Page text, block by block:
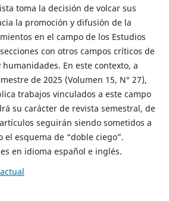
toma la decisión de volcar sus
la promoción y difusión de la
en el campo de los Estudios
con otros campos críticos de
humanidades. En este contexto, a
de 2025 (Volumen 15, N° 27),
trabajos vinculados a este campo
su carácter de revista semestral, de
seguirán siendo sometidos a
el esquema de “doble ciego”.
en idioma español e inglés.